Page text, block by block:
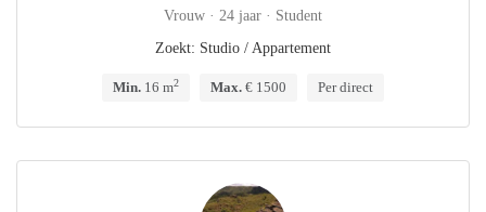
Vrouw · 24 jaar · Student
Zoekt: Studio / Appartement
Min. 16 m2 Max. € 1500 Per direct